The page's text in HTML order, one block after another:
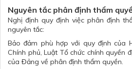
Nguyên tắc phân định thẩm
Nghị định quy định việc phân định
nguyên tắc:
Bảo đảm phù hợp với quy định của
Chính phủ,Luật Tổ chức chính quyền
của Đảng về phân định thẩm quyền.